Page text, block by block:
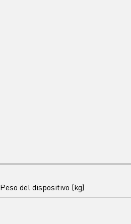
Peso del dispositivo (kg)